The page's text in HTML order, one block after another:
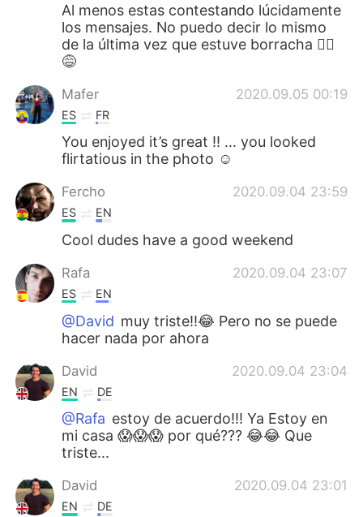
Al menos estas contestando lúcidamente
los mensajes. No puedo decir lo mismo
de la última vez que estuve borracha 🤦‍♀️
😅
Mafer 2020.09.05 00:19
ES FR
You enjoyed it’s great !! ... you looked
flirtatious in the photo ☺️
Fercho 2020.09.04 23:59
ES EN
Cool dudes have a good weekend
Rafa 2020.09.04 23:07
ES EN
@David muy triste!!😂 Pero no se puede
hacer nada por ahora
David 2020.09.04 23:04
EN DE
@Rafa estoy de acuerdo!!! Ya Estoy en
mi casa 😱😱😱 por qué??? 😂😂 Que
triste...
David 2020.09.04 23:01
EN DE